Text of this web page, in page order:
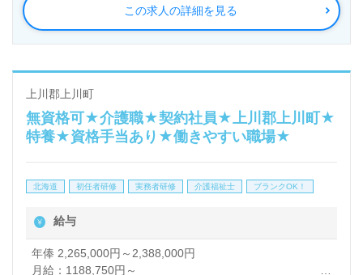
この求人の詳細を見る
上川郡上川町
無資格可★介護職★契約社員★上川郡上川町★
特養★資格手当あり★働きやすい職場★
北海道 初任者研修 実務者研修 介護福祉士 ブランクOK！
給与
年俸 2,265,000円～2,388,000円
月給：1188,750円～